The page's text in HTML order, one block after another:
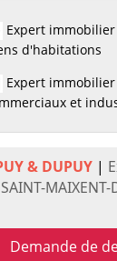
Expert
d'habitations
Expert
et
& DUPUY|
MAIXENT-
Demande de